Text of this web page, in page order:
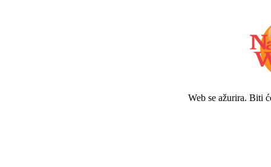
Web se ažurira. Biti